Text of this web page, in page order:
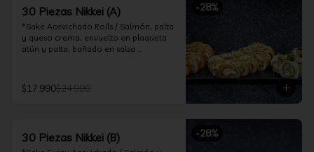
*Incluye 2 palitos, 2 soya 30ml, 1 salsa
teriyaki 30ml
-28%
30 Piezas Nikkei (A)
*Sake Acevichado Rolls / Salmón, palta
y queso crema, envuelto en plaqueta
atún y palta, bañado en salsa
*Shrimp Fire Rolls / Palta y camarón
furay, envuelto en queso crema
*Almond Furay / Pollo teriyaki, queso
crema y almendras tostadas, frito en
$17.990$24.990
-28%
30 Piezas Nikkei (B)